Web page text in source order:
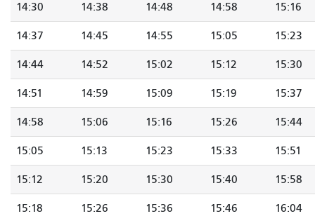
14:30 14:38 14:48 14:58 15:16
14:37 14:45 14:55 15:05 15:23
14:44 14:52 15:02 15:12 15:30
14:51 14:59 15:09 15:19 15:37
14:58 15:06 15:16 15:26 15:44
15:05 15:13 15:23 15:33 15:51
15:12 15:20 15:30 15:40 15:58
15:18 15:26 15:36 15:46 16:04